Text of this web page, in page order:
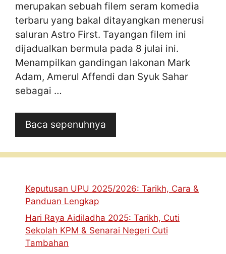
merupakan sebuah filem seram komedia
terbaru yang bakal ditayangkan menerusi
saluran Astro First. Tayangan filem ini
dijadualkan bermula pada 8 julai ini.
Menampilkan gandingan lakonan Mark
Adam, Amerul Affendi dan Syuk Sahar
sebagai …
Baca sepenuhnya
Keputusan UPU 2025/2026: Tarikh, Cara &
Panduan Lengkap
Hari Raya Aidiladha 2025: Tarikh, Cuti
Sekolah KPM & Senarai Negeri Cuti
Tambahan